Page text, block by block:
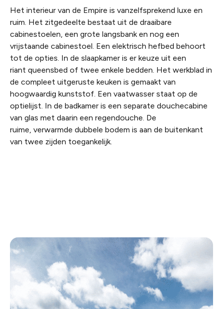
Het interieur van de Empire is vanzelfsprekend luxe en
ruim. Het zitgedeelte bestaat uit de draaibare
cabinestoelen, een grote langsbank en nog een
vrijstaande cabinestoel. Een elektrisch hefbed behoort
tot de opties. In de slaapkamer is er keuze uit een
riant queensbed of twee enkele bedden. Het werkblad in
de compleet uitgeruste keuken is gemaakt van
hoogwaardig kunststof. Een vaatwasser staat op de
optielijst. In de badkamer is een separate douchecabine
van glas met daarin een regendouche. De
ruime, verwarmde dubbele bodem is aan de buitenkant
van twee zijden toegankelijk.